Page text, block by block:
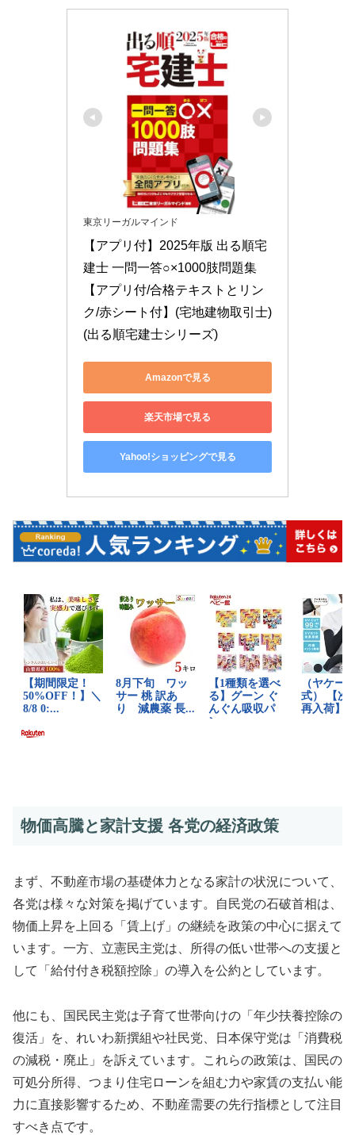
東京リーガルマインド
【アプリ付】2025年版 出る順宅
建士 一問一答○×1000肢問題集
【アプリ付/合格テキストとリン
ク/赤シート付】(宅地建物取引士)
(出る順宅建士シリーズ)
Amazonで見る
楽天市場で見る
Yahoo!ショッピングで見る
物価高騰と家計支援 各党の経済政策
まず、不動産市場の基礎体力となる家計の状況について、
各党は様々な対策を掲げています。自民党の石破首相は、
物価上昇を上回る「賃上げ」の継続を政策の中心に据えて
います。一方、立憲民主党は、所得の低い世帯への支援と
して「給付付き税額控除」の導入を公約としています。
他にも、国民民主党は子育て世帯向けの「年少扶養控除の
復活」を、れいわ新撰組や社民党、日本保守党は「消費税
の減税・廃止」を訴えています。これらの政策は、国民の
可処分所得、つまり住宅ローンを組む力や家賃の支払い能
力に直接影響するため、不動産需要の先行指標として注目
すべき点です。